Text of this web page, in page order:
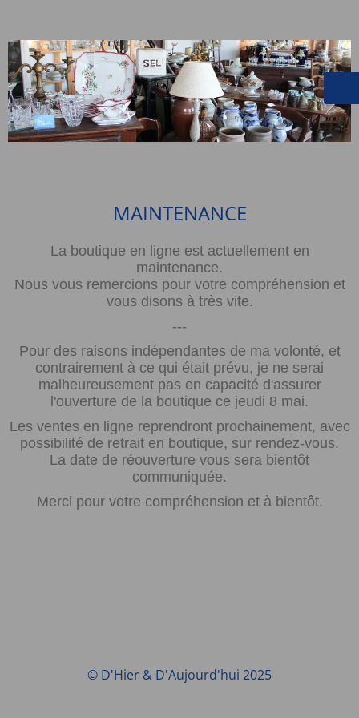
MAINTENANCE
La boutique en ligne est actuellement en
maintenance.
Nous vous remercions pour votre compréhension et
vous disons à très vite.
---
Pour des raisons indépendantes de ma volonté, et
contrairement à ce qui était prévu, je ne serai
malheureusement pas en capacité d'assurer
l'ouverture de la boutique ce jeudi 8 mai.
Les ventes en ligne reprendront prochainement, avec
possibilité de retrait en boutique, sur rendez-vous.
La date de réouverture vous sera bientôt
communiquée.
Merci pour votre compréhension et à bientôt.
© D'Hier & D'Aujourd'hui 2025